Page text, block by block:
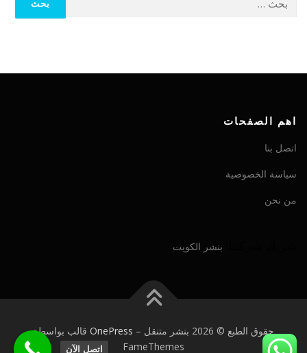
اهم الصفحات
اتصل بنا
سياسة الخصوصية
من نحن
بنشر الكويت
حقوق الطبع © 2026 بنشر متنقل –
OnePress قالب بواسطة
FameThemes
اتصل الآن